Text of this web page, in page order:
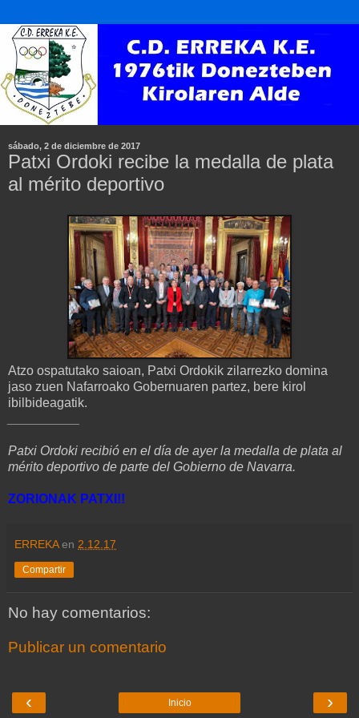
sábado, 2 de diciembre de 2017
Patxi Ordoki recibe la medalla de plata
al mérito deportivo
Atzo ospatutako saioan, Patxi Ordokik zilarrezko domina
jaso zuen Nafarroako Gobernuaren partez, bere kirol
ibilbideagatik.
Patxi Ordoki recibió en el día de ayer la medalla de plata al
mérito deportivo de parte del Gobierno de Navarra.
ZORIONAK PATXI!!
ERREKA en 2.12.17
Compartir
No hay comentarios:
Publicar un comentario
‹ ›
Inicio